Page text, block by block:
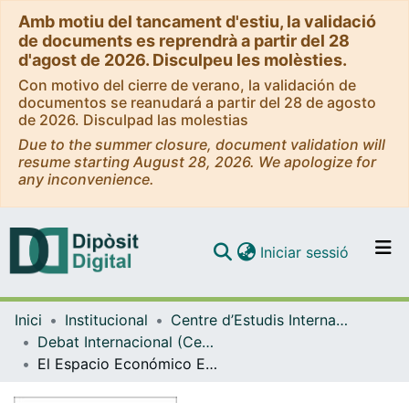
Amb motiu del tancament d'estiu, la validació
de documents es reprendrà a partir del 28
d'agost de 2026. Disculpeu les molèsties.
Con motivo del cierre de verano, la validación de
documentos se reanudará a partir del 28 de agosto
de 2026. Disculpad las molestias
Due to the summer closure, document validation will
resume starting August 28, 2026. We apologize for
any inconvenience.
Navega per tot el DD
Com publicar
Iniciar sessió (current)
Inici Institucional
Centre d’Estudis Internacionals de la UB
Debat Internacional (Centre d’Estudis Internacionals de la UB)
El Espacio Económico Europeo (EEE). Las relaciones con Suiza, Andorra, Mónaco, y San Marino